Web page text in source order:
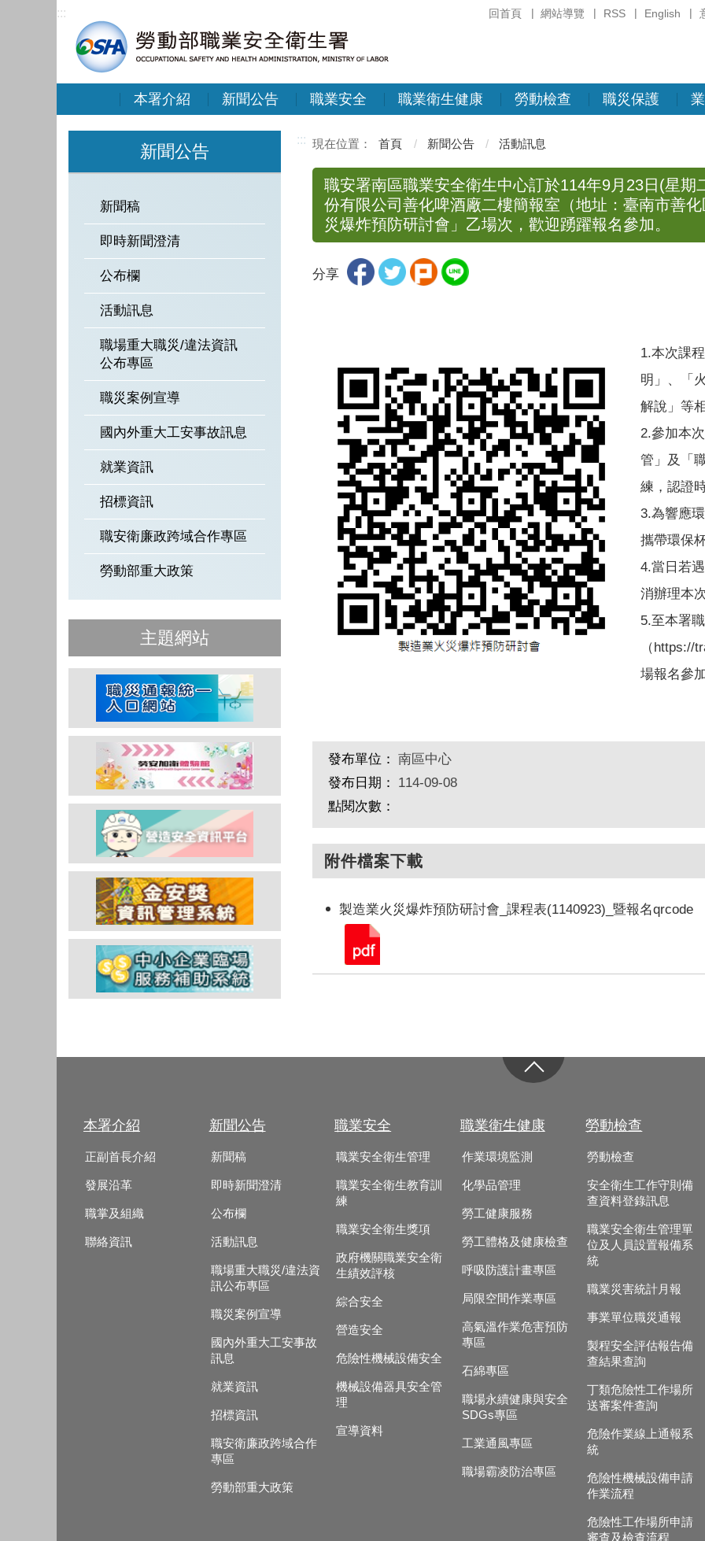
回首頁 網站導覽 RSS English
:::
本署介紹 新聞公告 職業安全 職業衛生健康 勞動檢查 職災保護
新聞公告
新聞稿
即時新聞澄清
公布欄
活動訊息
職場重大職災/違法資訊
公布專區
職災案例宣導
國內外重大工安事故訊息
就業資訊
招標資訊
職安衛廉政跨域合作專區
勞動部重大政策
主題網站
::: 首頁 新聞公告 活動訊息
職安署南區職業安全衛生中心訂於114年9月23日(星
份有限公司善化啤酒廠二樓簡報室（地址：臺南市善
災爆炸預防研討會」乙場次，歡迎踴躍報名參加。
分享
1.本次課
明」、「
解說」等
2.參加本
管」及「
練，認證
3.為響應
攜帶環保
4.當日若
消辦理本
5.至本署
（https://
場報名參
發布單位： 南區中心
發布日期：
114-09-08
點閱次數：
附件檔案下載
製造業火災爆炸預防研討會_課程表(1140923)_暨報名qrcode
本署介紹
正副首長介紹
發展沿革
職掌及組織
聯絡資訊
新聞公告
新聞稿
即時新聞澄清
公布欄
活動訊息
職場重大職災/違法資
訊公布專區
職災案例宣導
國內外重大工安事故
訊息
就業資訊
招標資訊
職安衛廉政跨域合作
專區
勞動部重大政策
職業安全
職業安全衛生管理
職業安全衛生教育訓
練
職業安全衛生獎項
政府機關職業安全衛
生績效評核
綜合安全
營造安全
危險性機械設備安全
機械設備器具安全管
理
宣導資料
職業衛生健康
作業環境監測
化學品管理
勞工健康服務
勞工體格及健康檢查
呼吸防護計畫專區
局限空間作業專區
高氣溫作業危害預防
專區
石綿專區
職場永續健康與安全
SDGs專區
工業通風專區
職場霸凌防治專區
勞動檢查
勞動檢查
安全衛生工作守則備
查資料登錄訊息
職業安全衛生管理單
位及人員設置報備系
統
職業災害統計月報
事業單位職災通報
製程安全評估報告備
查結果查詢
丁類危險性工作場所
送審案件查詢
危險作業線上通報系
統
危險性機械設備申請
作業流程
危險性工作場所申請
審查及檢查流程